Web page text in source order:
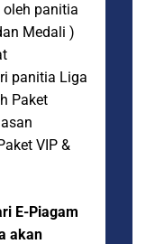
panitia
Medali )
panitia Liga
Paket
VIP &
E-Piagam
akan